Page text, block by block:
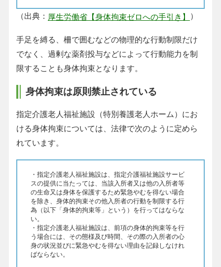
（出典： 厚生労働省【身体拘束ゼロへの手引き】 ）
手足を縛る、柵で囲むなどの物理的な行動制限だけ
でなく、過剰な薬剤投与などによって行動能力を制
限することも身体拘束となります。
身体拘束は原則禁止されている
指定介護老人福祉施設（特別養護老人ホーム）にお
ける身体拘束については、法律で次のように定めら
れています。
・指定介護老人福祉施設は、指定介護福祉施設サービ
スの提供に当たっては、当該入所者又は他の入所者等
の生命又は身体を保護するため緊急やむを得ない場合
を除き、身体的拘束その他入所者の行動を制限する行
為（以下「身体的拘束等」という）を行ってはならな
い。
・指定介護老人福祉施設は、前項の身体的拘束等を行
う場合には、その態様及び時間、その際の入所者の心
身の状況並びに緊急やむを得ない理由を記録しなけれ
ばならない。